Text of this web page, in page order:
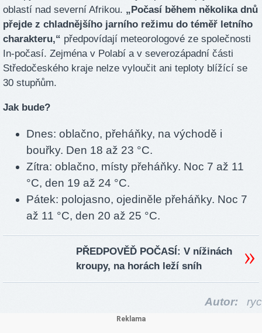
oblastí nad severní Afrikou. „Počasí během několika dnů
přejde z chladnějšího jarního režimu do téměř letního
charakteru,“ předpovídají meteorologové ze společnosti
In-počasí. Zejména v Polabí a v severozápadní části
Středočeského kraje nelze vyloučit ani teploty blížící se
30 stupňům.
Jak bude?
Dnes: oblačno, přeháňky, na východě i
bouřky. Den 18 až 23 °C.
Zítra: oblačno, místy přeháňky. Noc 7 až 11
°C, den 19 až 24 °C.
Pátek: polojasno, ojediněle přeháňky. Noc 7
až 11 °C, den 20 až 25 °C.
PŘEDPOVĚĎ POČASÍ: V nížinách
kroupy, na horách leží sníh
Autor: ryc